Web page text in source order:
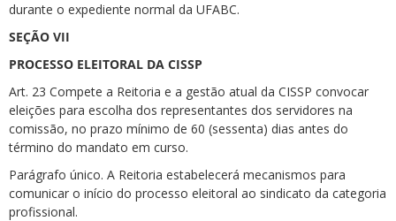
durante o expediente normal da UFABC.
SEÇÃO VII
PROCESSO ELEITORAL DA CISSP
Art. 23 Compete a Reitoria e a gestão atual da CISSP convocar
eleições para escolha dos representantes dos servidores na
comissão, no prazo mínimo de 60 (sessenta) dias antes do
término do mandato em curso.
Parágrafo único. A Reitoria estabelecerá mecanismos para
comunicar o início do processo eleitoral ao sindicato da categoria
profissional.